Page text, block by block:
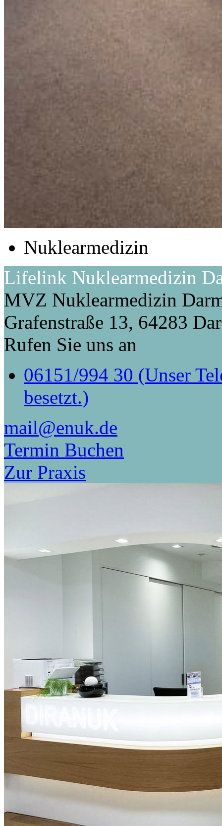
Nuklearmedizin
Lifelink Nuklearmedizin
MVZ Nuklearmedizin
Grafenstraße 13, 64283
Rufen Sie uns an
06151/994 30 (Unser
besetzt.)
mail@enuk.de
Termin Buchen
Zur Praxis